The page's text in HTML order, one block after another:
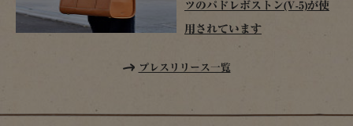
ツのパドレボストン(V-5)が使
用されています
プレスリリース一覧